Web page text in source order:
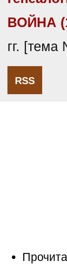
ВОЙНА
гг.
RSS